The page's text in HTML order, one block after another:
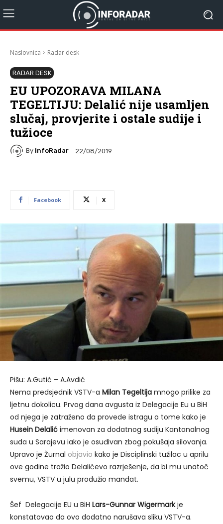
Naslovnica Radar desk
RADAR DESK
EU UPOZORAVA MILANA
TEGELTIJU: Delalić nije usamljen
slučaj, provjerite i ostale sudije i
tužioce
By InfoRadar 22/08/2019
Facebook X
Pišu: A.Gutić – A.Avdić
Nema predsjednik VSTV-a Milan Tegeltija mnogo prilike za
ljetnu dokolicu. Prvog dana avgusta iz Delegacije Eu u BiH
od njega je zatraženo da provede istragu o tome kako je
Husein Delalić imenovan za dodatnog sudiju Kantonalnog
suda u Sarajevu iako je osuđivan zbog pokušaja silovanja.
Upravo je Žurnal objavio kako je Disciplinski tužilac u aprilu
ove godine tražio Delalićevo razrješenje, da bi mu unatoč
svemu, VSTV u julu produžio mandat.
Šef Delegacije EU u BiH Lars-Gunnar Wigermarkje
konstatovao da ovo dodatno narušava sliku VSTV-a.